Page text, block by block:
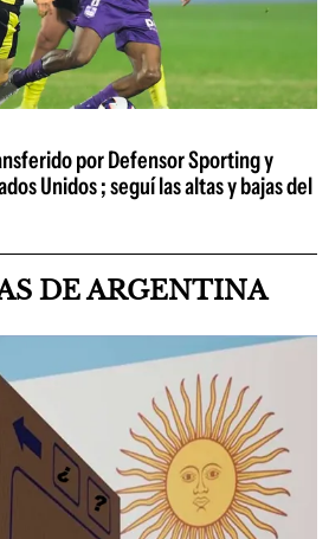
por Defensor Sporting y
Unidos ; seguí las altas y bajas del
DE ARGENTINA